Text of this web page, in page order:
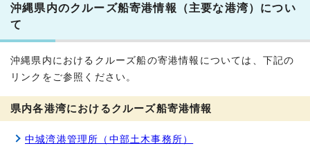
沖縄県内のクルーズ船寄港情報（主要な港湾）につい
て
沖縄県内におけるクルーズ船の寄港情報については、下記の
リンクをご参照ください。
県内各港湾におけるクルーズ船寄港情報
中城湾港管理所（中部土木事務所）